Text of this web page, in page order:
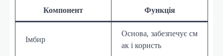
Компонент Функція
Імбир
Основа, забезпечує см
ак і користь